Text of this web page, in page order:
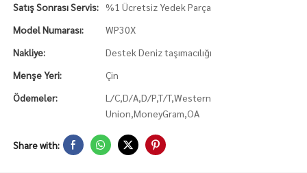
Satış Sonrası Servis:
%1 Ücretsiz Yedek Parça
Model Numarası:
WP30X
Nakliye:
Destek Deniz taşımacılığı
Menşe Yeri:
Çin
Ödemeler:
L/C,D/A,D/P,T/T,Western
Union,MoneyGram,OA
Share with: